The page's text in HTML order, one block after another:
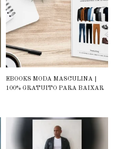
EBOOKS MODA MASCULINA |
100% GRATUITO PARA BAIXAR